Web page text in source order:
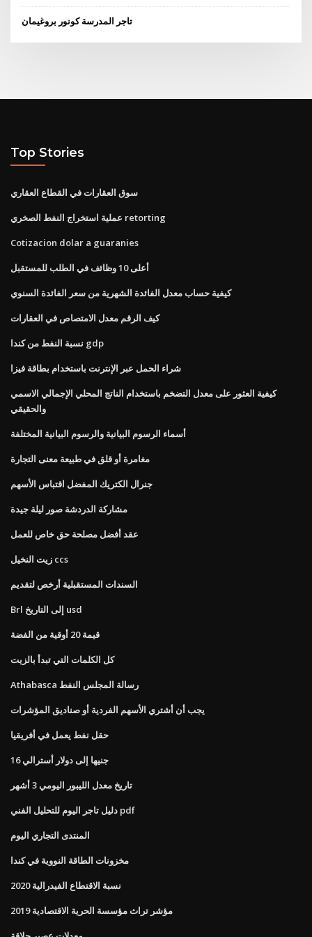
تاجر المدرسة كونور بروغيمان
Top Stories
سوق العقارات في القطاع العقاري
عملية استخراج النفط الصخري retorting
Cotizacion dolar a guaranies
أعلى 10 وظائف في الطلب للمستقبل
كيفية حساب معدل الفائدة الشهرية من سعر الفائدة السنوي
كيف الرقم معدل الامتصاص في العقارات
نسبة النفط من كندا gdp
شراء الحمل عبر الإنترنت باستخدام بطاقة فيزا
كيفية العثور على معدل التضخم باستخدام الناتج المحلي الإجمالي الاسمي
والحقيقي
أسماء الرسوم البيانية والرسوم البيانية المختلفة
مغامرة أو قلق في طبيعة معنى التجارة
جنرال الكتريك المفضل اقتباس الأسهم
مشاركة الدردشة صور ليلة جيدة
عقد أفضل مصلحة حق خاص للعمل
زيت النخيل ccs
السندات المستقبلية أرخص لتقديم
Brl إلى التاريخ usd
قيمة 20 أوقية من الفضة
كل الكلمات التي تبدأ بالزيت
Athabasca رسالة المجلس النفط
يجب أن أشتري الأسهم الفردية أو صناديق المؤشرات
حقل نفط يعمل في أفريقيا
16 جنيها إلى دولار أسترالي
تاريخ معدل الليبور اليومي 3 أشهر
دليل تاجر اليوم للتحليل الفني pdf
المنتدى التجاري اليوم
مخزونات الطاقة النووية في كندا
نسبة الاقتطاع الفيدرالية 2020
مؤشر تراث مؤسسة الحرية الاقتصادية 2019